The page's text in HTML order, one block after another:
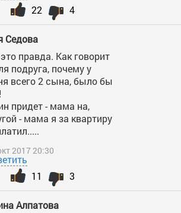
4
22
Седова
правда. Как говорит
подруга, почему у
всего 2 сына, было бы
придет - мама на,
- мама я за квартиру
2017 20:30
3
11
Алпатова